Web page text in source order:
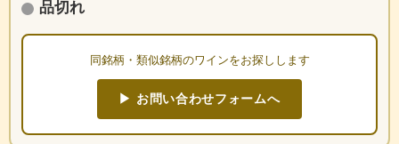
品切れ
同銘柄・類似銘柄のワインをお探しします
▶ お問い合わせフォームへ